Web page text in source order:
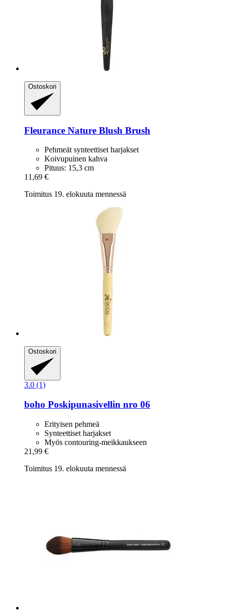
Ostoskori
Fleurance Nature Blush Brush
Pehmeät synteettiset harjakset
Koivupuinen kahva
Pituus: 15,3 cm
11,69 €
Toimitus 19. elokuuta mennessä
Ostoskori
3.0 (1)
boho Poskipunasivellin nro 06
Erityisen pehmeä
Synteettiset harjakset
Myös contouring-meikkaukseen
21,99 €
Toimitus 19. elokuuta mennessä